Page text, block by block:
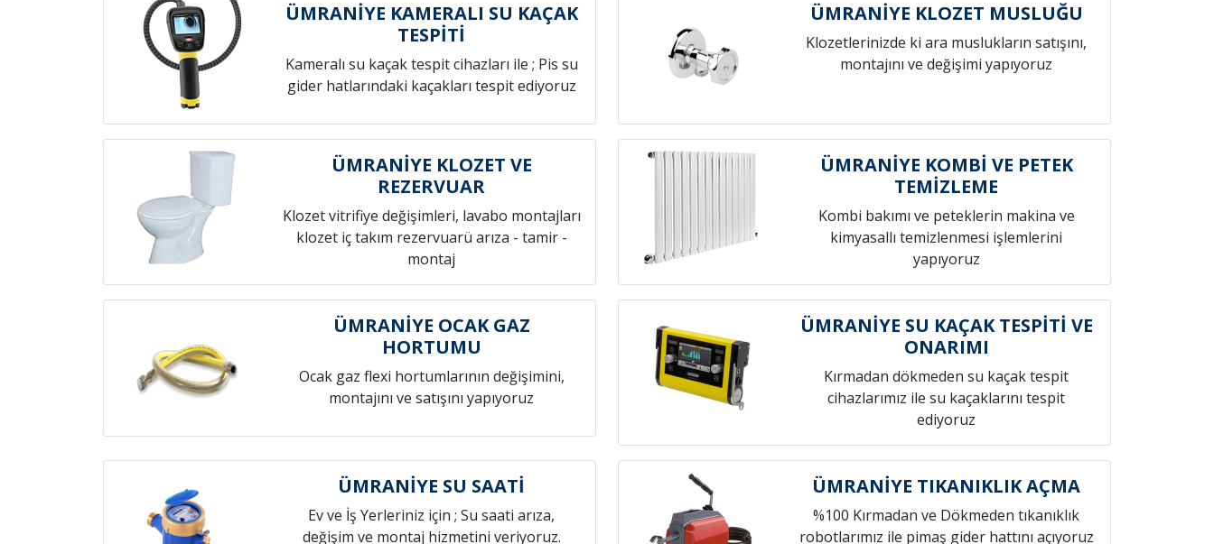
ÜMRANİYE KAMERALI SU KAÇAK
TESPİTİ
Kameralı su kaçak tespit cihazları ile ; Pis su
gider hatlarındaki kaçakları tespit ediyoruz
ÜMRANİYE KLOZET MUSLUĞU
Klozetlerinizde ki ara muslukların satışını,
montajını ve değişimi yapıyoruz
ÜMRANİYE KLOZET VE
REZERVUAR
Klozet vitrifiye değişimleri, lavabo montajları
klozet iç takım rezervuarü arıza - tamir -
montaj
ÜMRANİYE KOMBİ VE PETEK
TEMİZLEME
Kombi bakımı ve peteklerin makina ve
kimyasallı temizlenmesi işlemlerini
yapıyoruz
ÜMRANİYE OCAK GAZ
HORTUMU
Ocak gaz flexi hortumlarının değişimini,
montajını ve satışını yapıyoruz
ÜMRANİYE SU KAÇAK TESPİTİ VE
ONARIMI
Kırmadan dökmeden su kaçak tespit
cihazlarımız ile su kaçaklarını tespit
ediyoruz
ÜMRANİYE SU SAATİ
Ev ve İş Yerleriniz için ; Su saati arıza,
değişim ve montaj hizmetini veriyoruz.
ÜMRANİYE TIKANIKLIK AÇMA
%100 Kırmadan ve Dökmeden tıkanıklık
robotlarımız ile pimaş gider hattını açıyoruz